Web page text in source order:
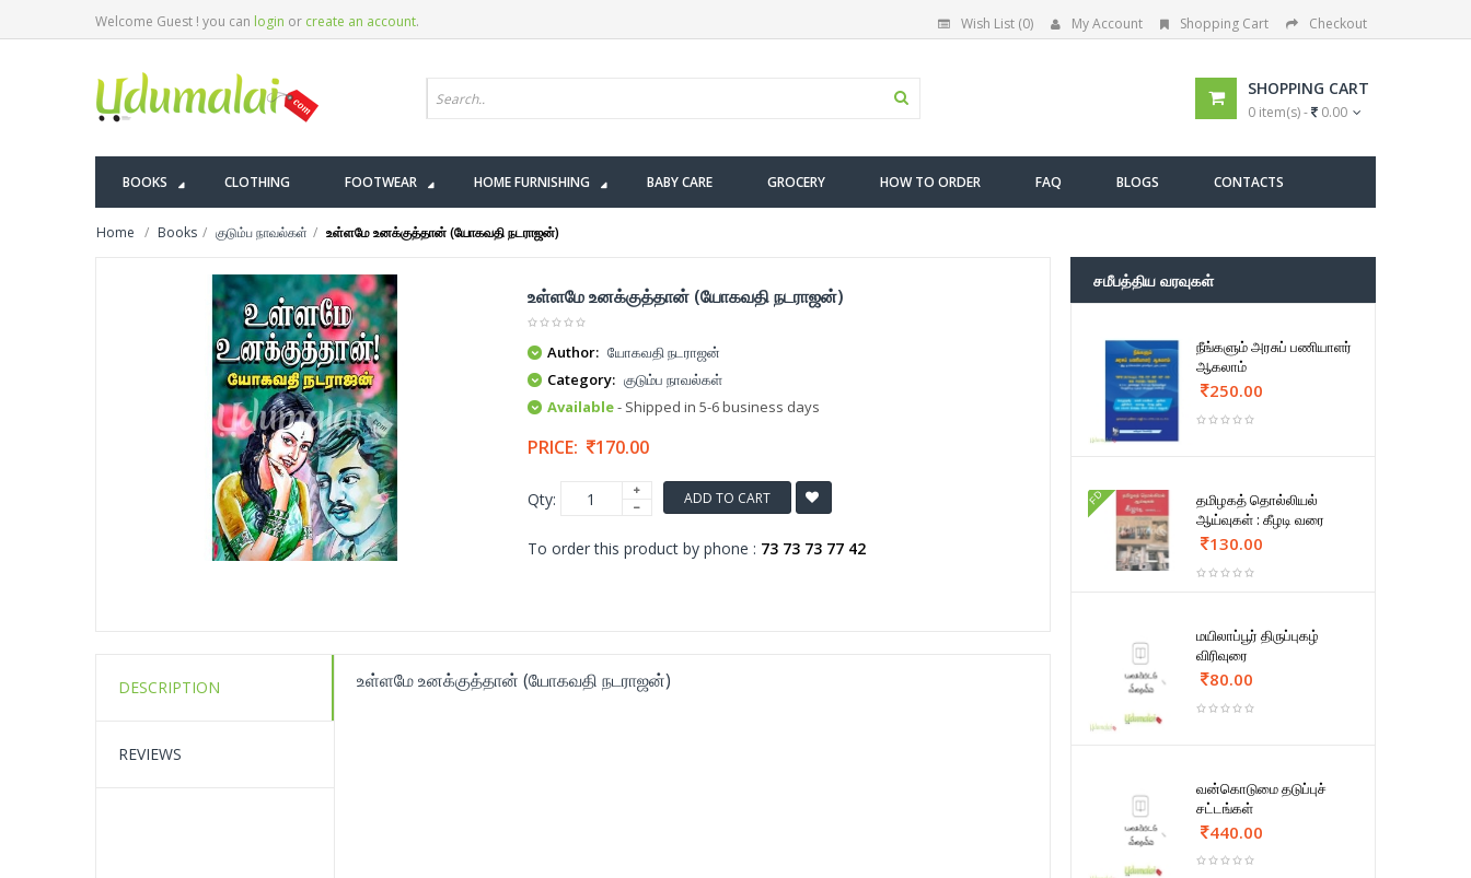
Welcome Guest ! you can login or create an account. Wish List (0) My Account Shopping Cart Checkout
SHOPPING CART
0 item(s) - 0.00
BOOKS CLOTHING FOOTWEAR HOME FURNISHING BABY CARE GROCERY HOW TO ORDER FAQ BLOGS CONTACTS
Home Books குடும்ப நாவல்கள் உள்ளமே உனக்குத்தான் (யோகவதி நடராஜன்)
உள்ளமே உனக்குத்தான் (யோகவதி நடராஜன்)
Author: யோகவதி நடராஜன்
Category: குடும்ப நாவல்கள்
Available- Shipped in 5-6 business days
PRICE: 170.00
Qty: ADD TO CART
To order this product by phone : 73 73 73 77 42
DESCRIPTION
REVIEWS
உள்ளமே உனக்குத்தான் (யோகவதி நடராஜன்)
சமீபத்திய வரவுகள்
நீங்களும் அரசுப் பணியாளர்
ஆகலாம்
250.00
FD
தமிழகத் தொல்லியல்
ஆய்வுகள் : கீழடி வரை
130.00
மயிலாப்பூர் திருப்புகழ்
விரிவுரை
80.00
வன்கொடுமை தடுப்புச்
சட்டங்கள்
440.00